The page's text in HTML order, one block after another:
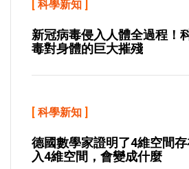
科學新知
新冠病毒侵入人體全過程！
毒對身體的巨大摧殘
[ 科學新知 ]
德國數學家證明了4維空間
入4維空間，會變成什麼